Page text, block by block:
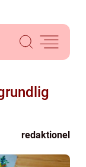
redaktionel